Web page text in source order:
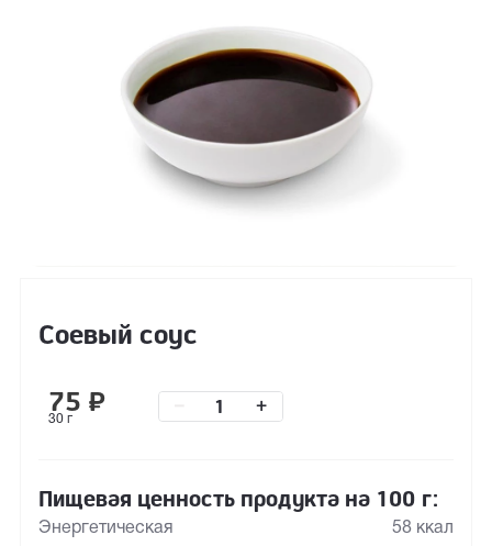
Соевый соус
75 ₽
30 г
+
Пищевая ценность продукта на 100 г:
Энергетическая
58 ккал